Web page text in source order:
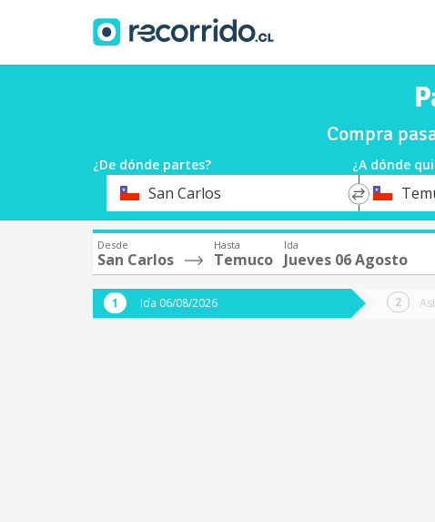
Compra
¿De dónde partes? ¿A dónde
OrigenSan Carlos
*
Destino
Desde
San Carlos
Hasta
Temuco
Ida
Jueves 06 Agosto
Ida 06/08/2026